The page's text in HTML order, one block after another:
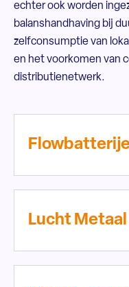
echter ook worden
balanshandhaving bij
zelfconsumptie van
en het voorkomen van
distributienetwerk.
Lucht